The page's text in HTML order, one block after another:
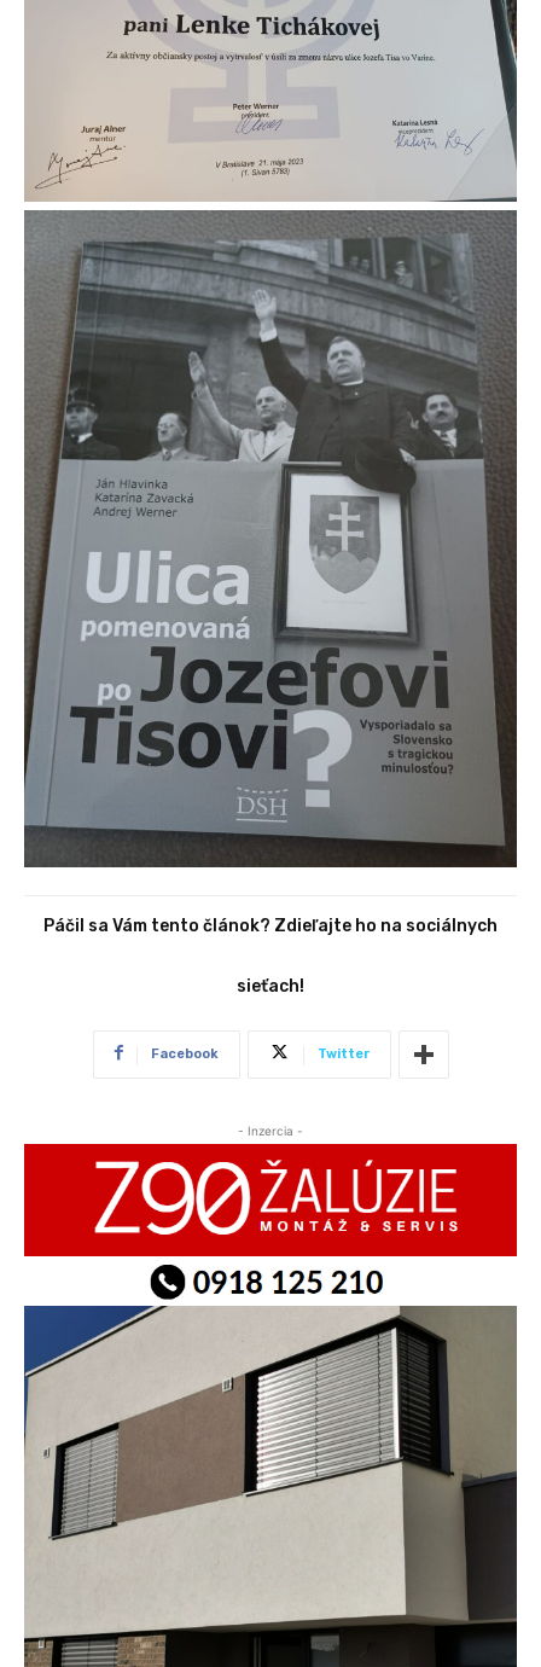
Páčil sa Vám tento článok? Zdieľajte ho na sociálnych
sieťach!
Facebook Twitter
- Inzercia -